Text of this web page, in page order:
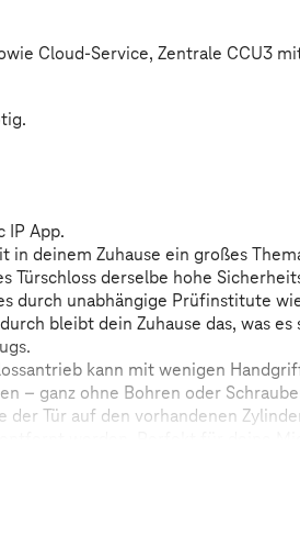
Cloud-Service, Zentrale CCU3
IP App.
in deinem Zuhause ein großes
Türschloss derselbe hohe
durch unabhängige Prüfinstitute
bleibt dein Zuhause das, was
kann mit wenigen
– ganz ohne Bohren oder
der Tür auf den vorhandenen